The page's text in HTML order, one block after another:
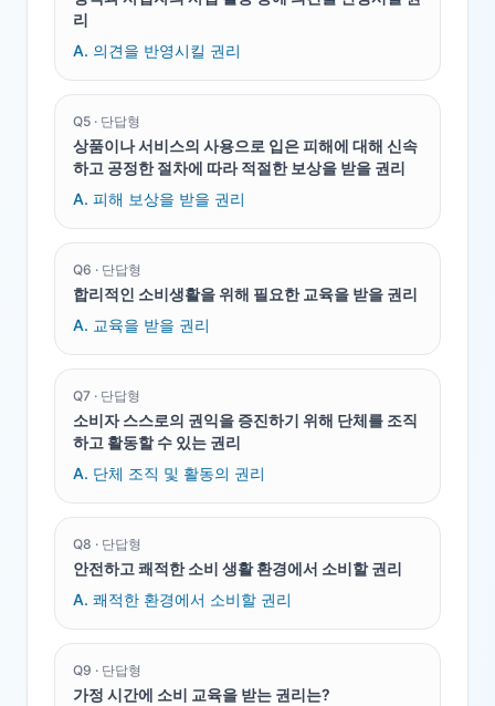
리
A. 의견을 반영시킬 권리
Q5 · 단답형
상품이나 서비스의 사용으로 입은 피해에 대해 신속
하고 공정한 절차에 따라 적절한 보상을 받을 권리
A. 피해 보상을 받을 권리
Q6 · 단답형
합리적인 소비생활을 위해 필요한 교육을 받을 권리
A. 교육을 받을 권리
Q7 · 단답형
소비자 스스로의 권익을 증진하기 위해 단체를 조직
하고 활동할 수 있는 권리
A. 단체 조직 및 활동의 권리
Q8 · 단답형
안전하고 쾌적한 소비 생활 환경에서 소비할 권리
A. 쾌적한 환경에서 소비할 권리
Q9 · 단답형
가정 시간에 소비 교육을 받는 권리는?